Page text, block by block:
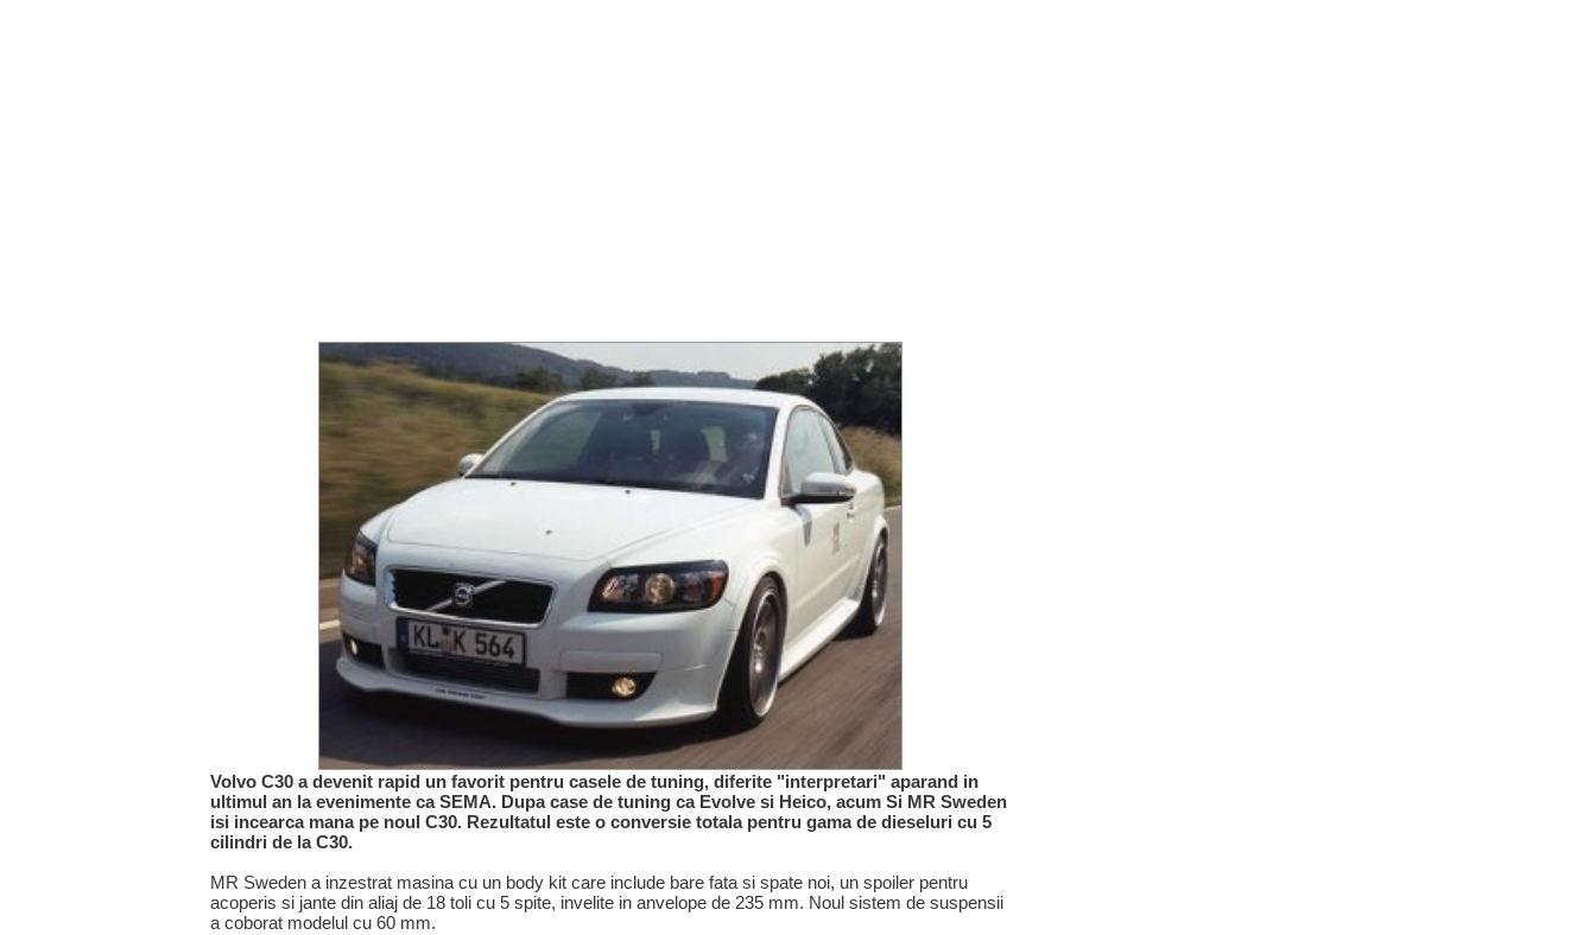
Volvo C30 a devenit rapid un favorit pentru casele de tuning, diferite "interpretari" aparand in
ultimul an la evenimente ca SEMA. Dupa case de tuning ca Evolve si Heico, acum Si MR Sweden
isi incearca mana pe noul C30. Rezultatul este o conversie totala pentru gama de dieseluri cu 5
cilindri de la C30.
MR Sweden a inzestrat masina cu un body kit care include bare fata si spate noi, un spoiler pentru
acoperis si jante din aliaj de 18 toli cu 5 spite, invelite in anvelope de 235 mm. Noul sistem de suspensii
a coborat modelul cu 60 mm.